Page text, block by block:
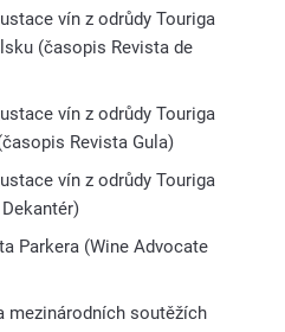
vín z odrůdy Touriga
(časopis Revista de
vín z odrůdy Touriga
Revista Gula)
vín z odrůdy Touriga
Parkera (Wine Advocate
mezinárodních soutěžích